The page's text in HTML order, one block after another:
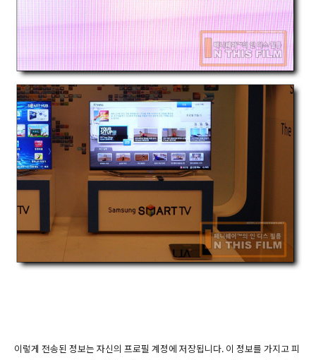
이렇게 전송된 정보는 자신의 프로필 계정에 저장됩니다. 이 정보를 가지고 피